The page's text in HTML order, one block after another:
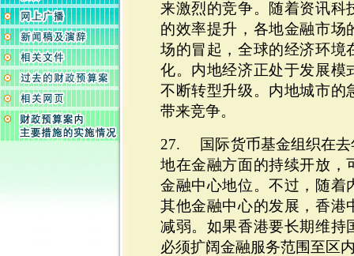
来激烈的竞争。随着资讯科
的效率提升，各地金融市场
场的冒起，全球的经济环境
化。内地经济正处于发展模
不断转型升级。内地城市的
带来竞争。
27. 国际货币基金组织在去
地在金融方面的持续开放，
金融中心地位。不过，随着
其他金融中心的发展，香港
减弱。如果香港要长期维持
必须扩阔金融服务范围至区